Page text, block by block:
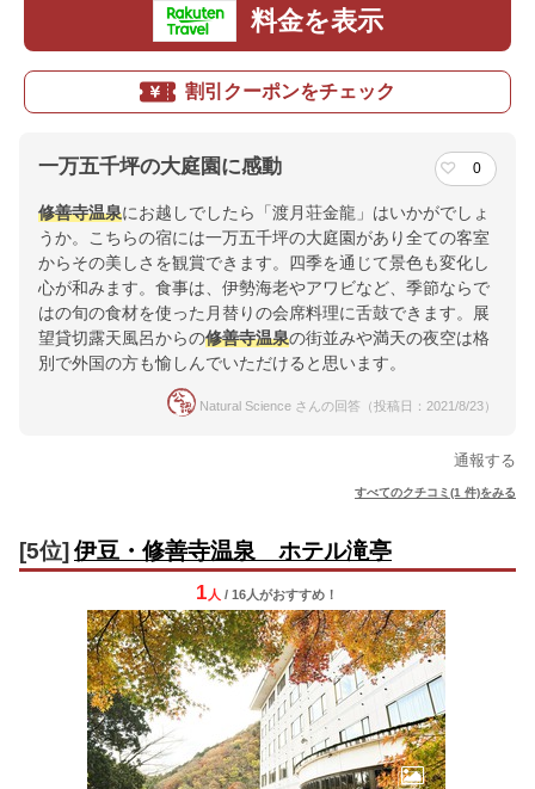
料金を表示
割引クーポンをチェック
一万五千坪の大庭園に感動 0
修善寺温泉にお越しでしたら「渡月荘金龍」はいかがでしょ
うか。こちらの宿には一万五千坪の大庭園があり全ての客室
からその美しさを観賞できます。四季を通じて景色も変化し
心が和みます。食事は、伊勢海老やアワビなど、季節ならで
はの旬の食材を使った月替りの会席料理に舌鼓できます。展
望貸切露天風呂からの修善寺温泉の街並みや満天の夜空は格
別で外国の方も愉しんでいただけると思います。
Natural Science さんの回答（投稿日：2021/8/23）
通報する
すべてのクチコミ(1 件)をみる
[5位] 伊豆・修善寺温泉 ホテル滝亭
1 人 / 16人がおすすめ！